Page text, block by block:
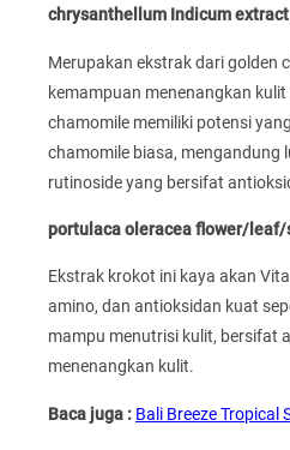
chrysanthellum Indicum
Merupakan ekstrak dari golden
kemampuan menenangkan
chamomile memiliki potensi
chamomile biasa, mengandung
rutinoside yang bersifat
portulaca oleracea flower/
Ekstrak krokot ini kaya akan
amino, dan antioksidan kuat
mampu menutrisi kulit, bersifat
menenangkan kulit.
Baca juga : Bali Breeze Tropical